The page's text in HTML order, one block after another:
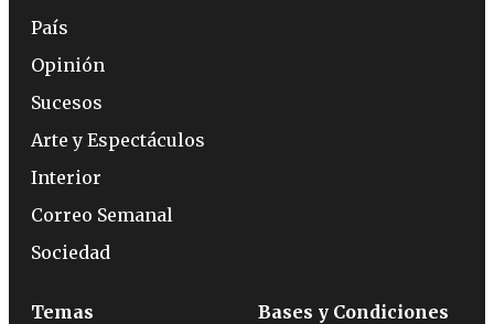
País
Opinión
Sucesos
Arte y Espectáculos
Interior
Correo Semanal
Sociedad
Temas
Bases y Condiciones